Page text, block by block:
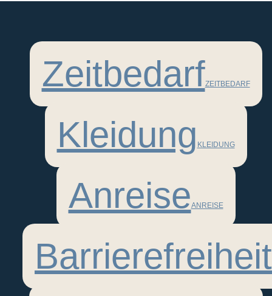
ZeitbedarfZEITBEDARF
Kleidung KLEIDUNG
AnreiseANREISE
Barrierefreiheit